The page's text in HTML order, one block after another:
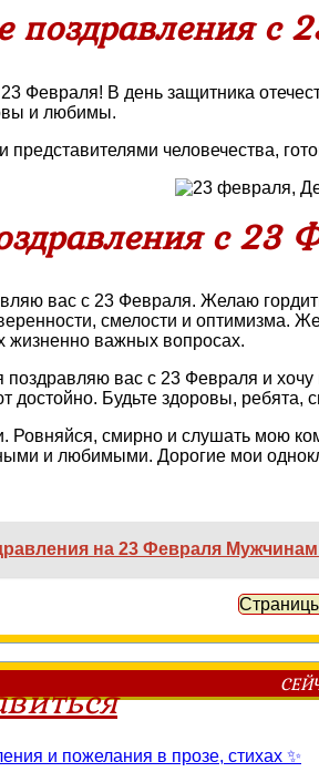
поздравления с
Февраля! В день защитника
и любимы.
представителями человечества,
с 23
вас с 23 Февраля. Желаю
смелости и оптимизма.
жизненно важных вопросах.
вас с 23 Февраля и
достойно. Будьте здоровы,
Ровняйся, смирно и слушать мою
и любимыми. Дорогие мои
на 23 Февраля
и пожелания в прозе, стихах ✨